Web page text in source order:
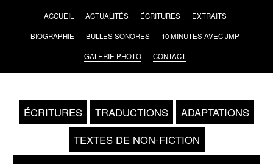
ACCUEIL ACTUALITÉS ÉCRITURES EXTRAITS
BIOGRAPHIE BULLES SONORES 10 MINUTES AVEC JMP
GALERIE PHOTO CONTACT
ÉCRITURES TRADUCTIONS
ADAPTATIONS
TEXTES DE NON-FICTION